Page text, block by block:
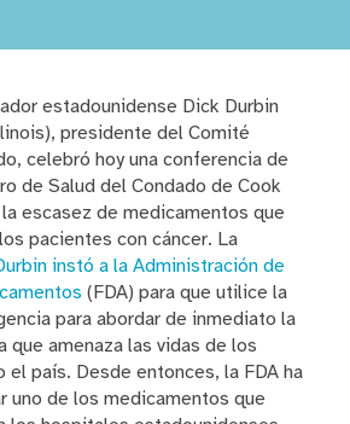
estadounidense Dick Durbin
presidente del Comité
celebró hoy una conferencia de
de Salud del Condado de Cook
escasez de medicamentos que
pacientes con cáncer. La
instó a la Administración de
(FDA) para que utilice la
para abordar de inmediato la
que amenaza las vidas de los
país. Desde entonces, la FDA ha
uno de los medicamentos que